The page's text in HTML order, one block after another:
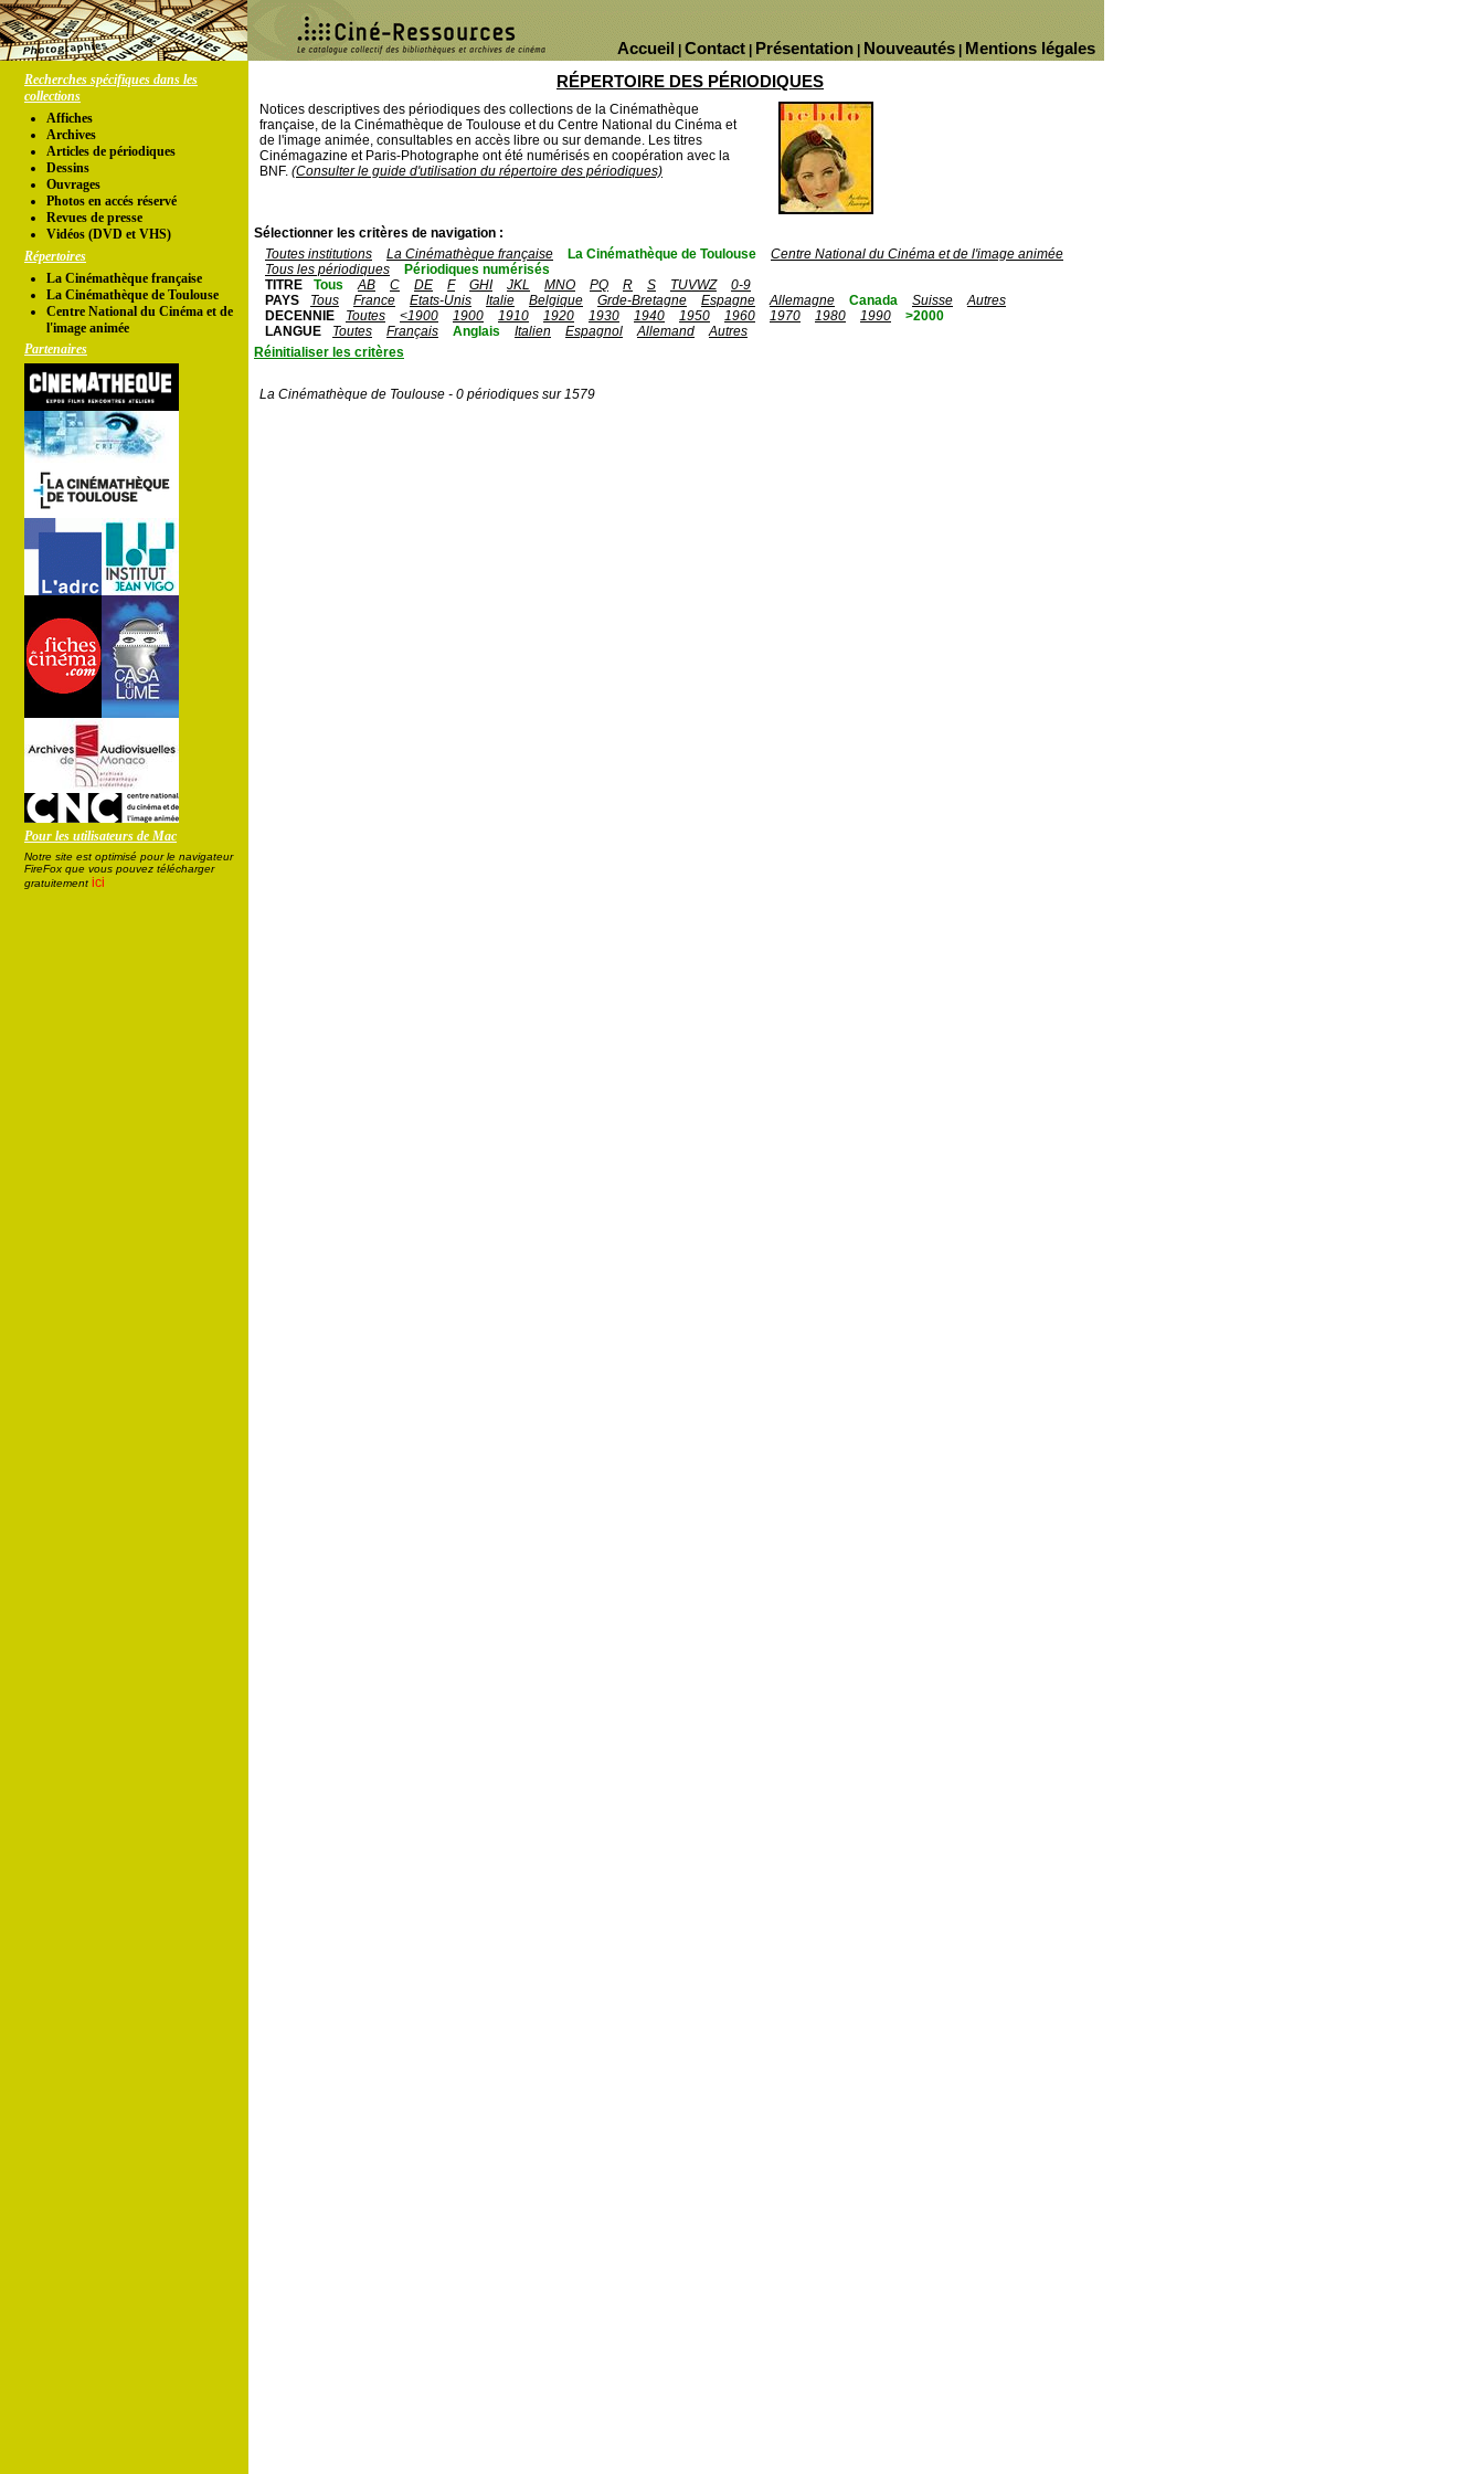
Mentions légales
Nouveautés
Présentation
Contact
Accueil
Recherches spécifiques dans les
collections
Affiches
Archives
Articles de périodiques
Dessins
Ouvrages
Photos en accés réservé
Revues de presse
Vidéos (DVD et VHS)
Répertoires
La Cinémathèque française
La Cinémathèque de Toulouse
Centre National du Cinéma et de
l'image animée
Partenaires
Pour les utilisateurs de Mac
Notre site est optimisé pour le navigateur
FireFox que vous pouvez télécharger
gratuitement ici
RÉPERTOIRE DES PÉRIODIQUES
Notices descriptives des périodiques des collections de la Cinémathèque
française, de la Cinémathèque de Toulouse et du Centre National du Cinéma et
de l'image animée, consultables en accès libre ou sur demande. Les titres
Cinémagazine et Paris-Photographe ont été numérisés en coopération avec la
BNF. (Consulter le guide d'utilisation du répertoire des périodiques)
Sélectionner les critères de navigation :
Toutes institutions
La Cinémathèque française La Cinémathèque de Toulouse
Centre National du Cinéma et de l'image animée
Tous les périodiques
Périodiques numérisés
TITRE
Tous AB C DE F GHI JKL MNO PQ R S TUVWZ
0-9
PAYS
Tous France Etats-Unis Italie Belgique Grde-Bretagne Espagne Allemagne Canada Suisse
Autres
DECENNIE
Toutes <1900 1900 1910 1920 1930 1940 1950 1960 1970 1980 1990
>2000
LANGUE
Toutes Français Anglais Italien Espagnol Allemand
Autres
Réinitialiser les critères
La Cinémathèque de Toulouse - 0 périodiques sur 1579